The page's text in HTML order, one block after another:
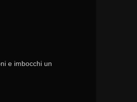
e imbocchi un